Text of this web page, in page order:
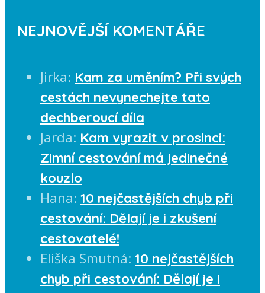
NEJNOVĚJŠÍ KOMENTÁŘE
Jirka: Kam za uměním? Při svých
cestách nevynechejte tato
dechberoucí díla
Jarda: Kam vyrazit v prosinci:
Zimní cestování má jedinečné
kouzlo
Hana: 10 nejčastějších chyb při
cestování: Dělají je i zkušení
cestovatelé!
Eliška Smutná: 10 nejčastějších
chyb při cestování: Dělají je i